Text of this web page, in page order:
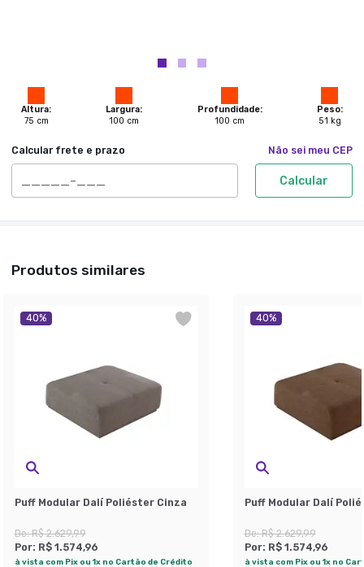
Altura:
75 cm
Largura:
100 cm
Profundidade:
100 cm
Peso:
51 kg
Calcular frete e prazo Não sei meu CEP
Calcular
Produtos similares
40%
Puff Modular Dalí Poliéster Cinza
De:R$ 2.629,99
Por: R$ 1.574,96
à vista com Pix ou 1x no Cartão de Crédito
40%
Puff Modular Dalí
De:R$ 2.629,99
Por: R$ 1.574,96
à vista com Pix ou 1x no